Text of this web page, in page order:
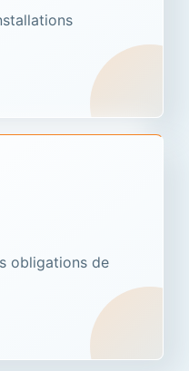
obligations de